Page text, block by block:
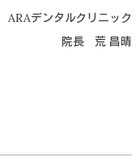
ARAデンタルクリニック
院長 荒 昌晴